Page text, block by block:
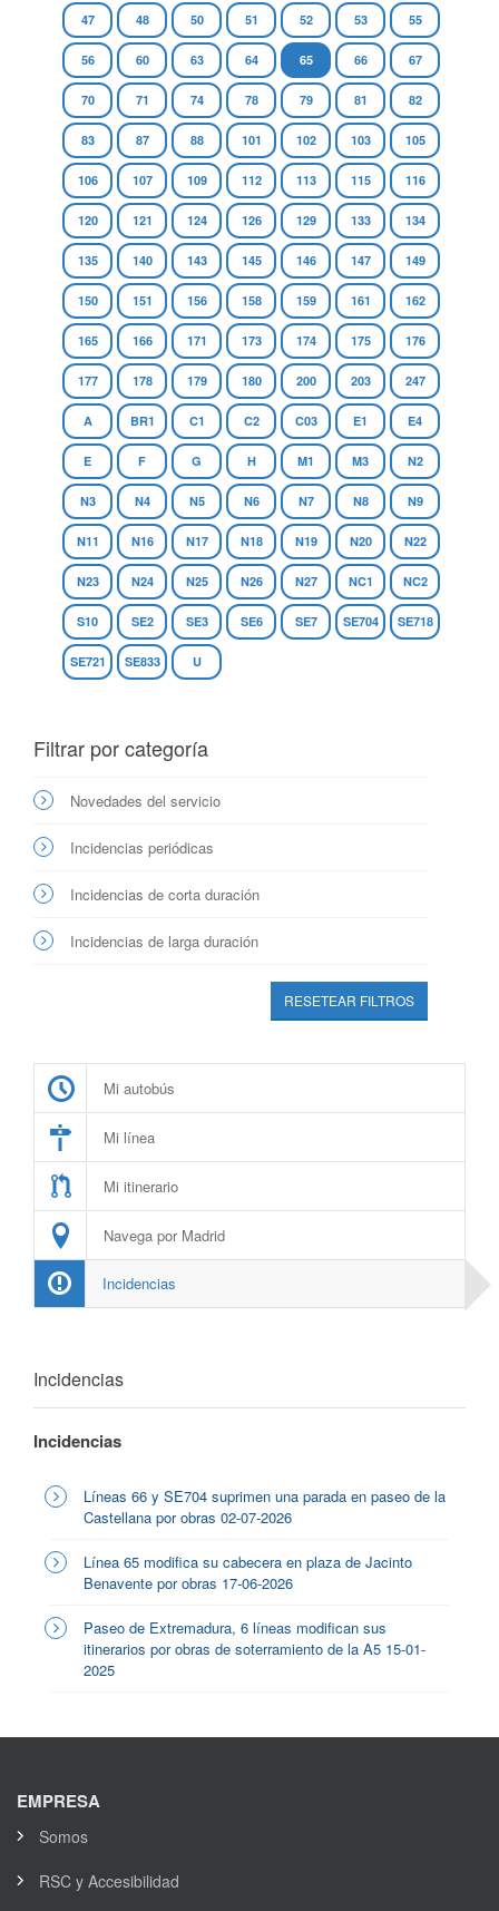
47 48 50 51 52 53 55
56 60 63 64 65 66 67
70 71 74 78 79 81 82
83 87 88 101 102 103 105
106 107 109 112 113 115 116
120 121 124 126 129 133 134
135 140 143 145 146 147 149
150 151 156 158 159 161 162
165 166 171 173 174 175 176
177 178 179 180 200 203 247
A BR1 C1 C2 C03 E1 E4
E F G H M1 M3 N2
N3 N4 N5 N6 N7 N8 N9
N11 N16 N17 N18 N19 N20 N22
N23 N24 N25 N26 N27 NC1 NC2
S10 SE2 SE3 SE6 SE7 SE704 SE718
SE721 SE833 U
Filtrar por categoría
Novedades del servicio
Incidencias periódicas
Incidencias de corta duración
Incidencias de larga duración
RESETEAR FILTROS
Mi autobús
Mi línea
Mi itinerario
Navega por Madrid
Incidencias
Incidencias
Incidencias
Líneas 66 y SE704 suprimen una parada en paseo de la
Castellana por obras 02-07-2026
Línea 65 modifica su cabecera en plaza de Jacinto
Benavente por obras 17-06-2026
Paseo de Extremadura, 6 líneas modifican sus
itinerarios por obras de soterramiento de la A5 15-01-
2025
EMPRESA
Somos
RSC y Accesibilidad